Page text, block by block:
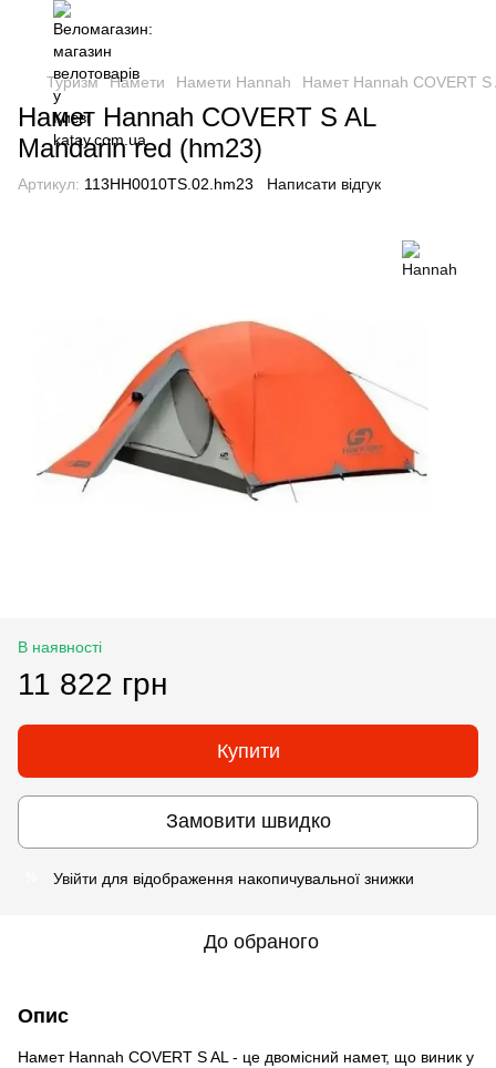
Туризм Намети Намети Hannah Намет Hannah COVERT
Намет Hannah COVERT S AL
Mandarin red (hm23)
Артикул: 113HH0010TS.02.hm23 Написати відгук
В наявності
11 822 грн
Купити
Замовити швидко
Увійти для відображення накопичувальної знижки
До обраного
Опис
Намет Hannah COVERT S AL - це двомісний намет, що виник у